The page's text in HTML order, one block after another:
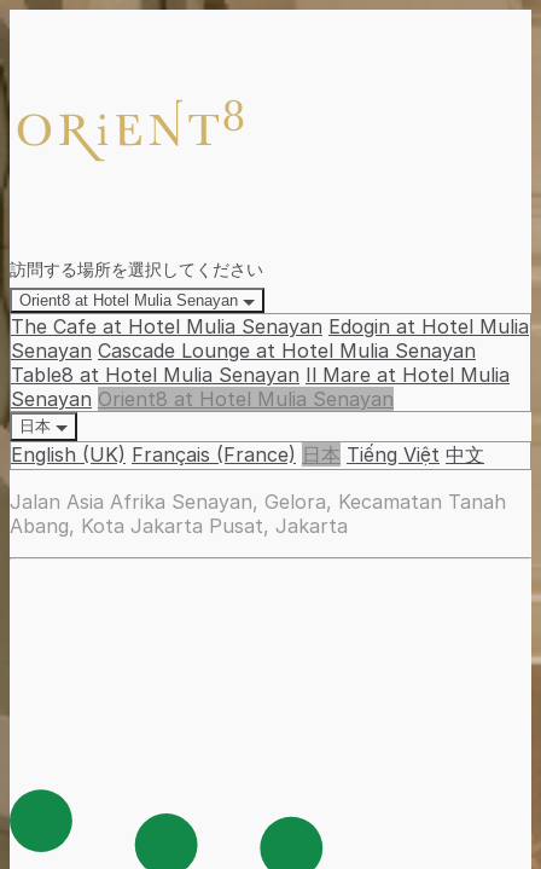
訪問する場所を選択してください
Orient8 at Hotel Mulia Senayan
The Cafe at Hotel Mulia Senayan Edogin at Hotel Mulia
Senayan Cascade Lounge at Hotel Mulia Senayan
Table8 at Hotel Mulia Senayan Il Mare at Hotel Mulia
Senayan Orient8 at Hotel Mulia Senayan
日本
English (UK) Français (France) 日本 Tiếng Việt 中文
Jalan Asia Afrika Senayan, Gelora, Kecamatan Tanah
Abang, Kota Jakarta Pusat, Jakarta